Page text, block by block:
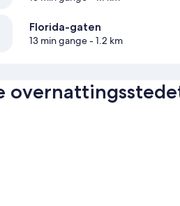
Florida-gaten
13 min gange- 1.2 km